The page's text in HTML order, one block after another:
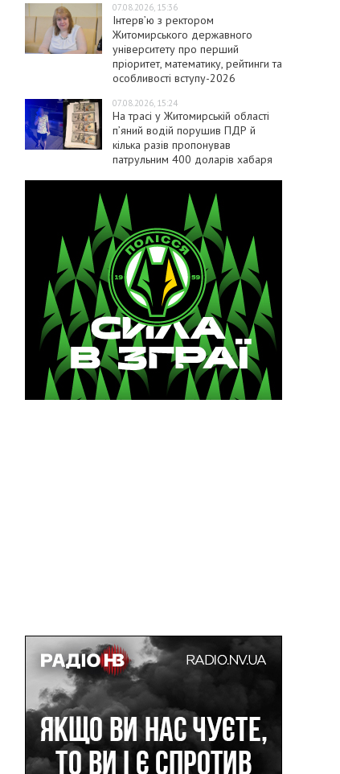
07.08.2026, 15:36
Інтерв’ю з ректором
Житомирського державного
університету про перший
пріоритет, математику, рейтинги та
особливості вступу-2026
07.08.2026, 15:24
На трасі у Житомирській області
п’яний водій порушив ПДР й
кілька разів пропонував
патрульним 400 доларів хабаря